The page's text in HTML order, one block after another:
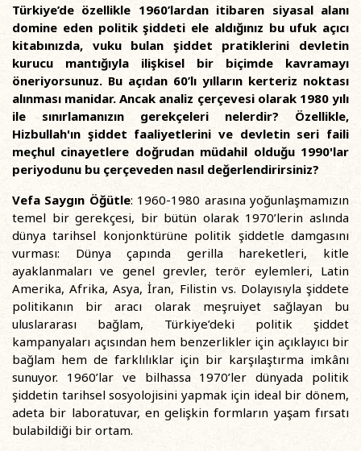
Türkiye’de özellikle 1960’lardan itibaren siyasal alanı
domine eden politik şiddeti ele aldığınız bu ufuk açıcı
kitabınızda, vuku bulan şiddet pratiklerini devletin
kurucu mantığıyla ilişkisel bir biçimde kavramayı
öneriyorsunuz. Bu açıdan 60’lı yılların kerteriz noktası
alınması manidar. Ancak analiz çerçevesi olarak 1980 yılı
ile sınırlamanızın gerekçeleri nelerdir? Özellikle,
Hizbullah'ın şiddet faaliyetlerini ve devletin seri faili
meçhul cinayetlere doğrudan müdahil olduğu 1990'lar
periyodunu bu çerçeveden nasıl değerlendirirsiniz?
Vefa Saygın Öğütle: 1960-1980 arasına yoğunlaşmamızın
temel bir gerekçesi, bir bütün olarak 1970’lerin aslında
dünya tarihsel konjonktürüne politik şiddetle damgasını
vurması: Dünya çapında gerilla hareketleri, kitle
ayaklanmaları ve genel grevler, terör eylemleri, Latin
Amerika, Afrika, Asya, İran, Filistin vs. Dolayısıyla şiddete
politikanın bir aracı olarak meşruiyet sağlayan bu
uluslararası bağlam, Türkiye’deki politik şiddet
kampanyaları açısından hem benzerlikler için açıklayıcı bir
bağlam hem de farklılıklar için bir karşılaştırma imkânı
sunuyor. 1960’lar ve bilhassa 1970’ler dünyada politik
şiddetin tarihsel sosyolojisini yapmak için ideal bir dönem,
adeta bir laboratuvar, en gelişkin formların yaşam fırsatı
bulabildiği bir ortam.